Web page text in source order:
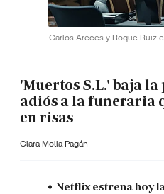
Carlos Areces y Roque Ruiz
'Muertos S.L.' baja
adiós a la funeraria
en risas
Clara Molla Pagán
Netflix estrena hoy